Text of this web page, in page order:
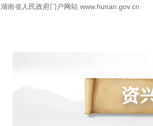
湖南省人民政府门户网站 www.hunan.gov.cn